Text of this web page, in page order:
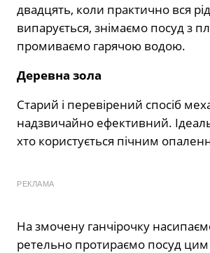
двадцять, коли практично вся
випарується, знімаємо посуд з
промиваємо гарячою водою.
Деревна зола
Старий і перевірений спосіб
надзвичайно ефективний.
хто користується пічним
РЕКЛАМА
На змочену ганчірочку
ретельно протираємо посуд